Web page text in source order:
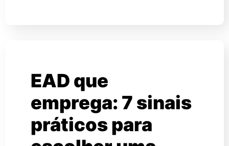
EAD que
emprega: 7 sinais
práticos para